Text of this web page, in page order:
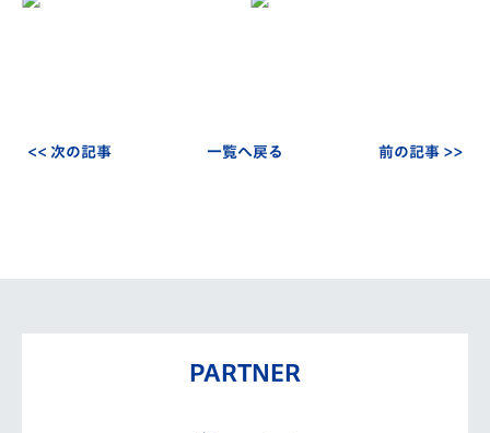
<< 次の記事 一覧へ戻る 前の記事 >>
PARTNER